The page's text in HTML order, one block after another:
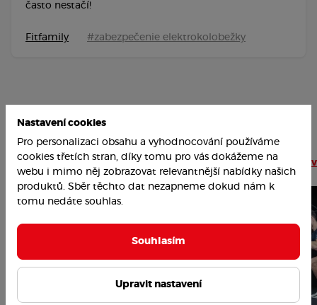
často nestačí!
Fitfamily #zabezpečenie elektrokolobežky
Najobľúbenejšie články Čítať viac článkov
Nastavení cookies
Pro personalizaci obsahu a vyhodnocování používáme
cookies třetích stran, díky tomu pro vás dokážeme na
webu i mimo něj zobrazovat relevantnější nabídky našich
produktů. Sběr těchto dat nezapneme dokud nám k
tomu nedáte souhlas.
Souhlasím
Upravit nastavení